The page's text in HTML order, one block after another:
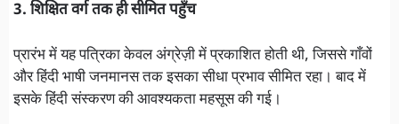
3. शिक्षित वर्ग तक ही सीमित पहुँच
प्रारंभ में यह पत्रिका केवल अंग्रेज़ी में प्रकाशित होती थी, जिससे गाँवों
और हिंदी भाषी जनमानस तक इसका सीधा प्रभाव सीमित रहा। बाद में
इसके हिंदी संस्करण की आवश्यकता महसूस की गई।